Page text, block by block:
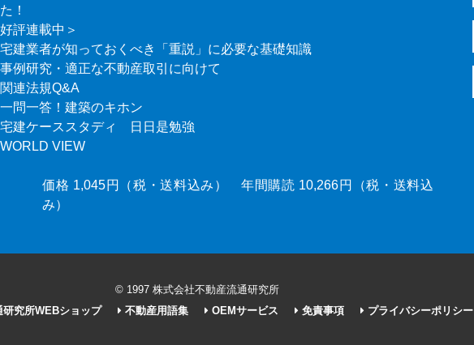
！
好評連載中＞
宅建業者が知っておくべき「重説」に必要な基礎知識
事例研究・適正な不動産取引に向けて
関連法規Q&A
一問一答！建築のキホン
宅建ケーススタディ 日日是勉強
WORLD VIEW
価格 1,045円（税・送料込み） 年間購読 10,266円（税・送料込
み）
© 1997 株式会社不動産流通研究所
研究所WEBショップ 不動産用語集 OEMサービス 免責事項 プライバシーポリシー